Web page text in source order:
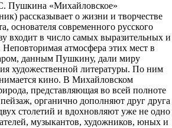
Пушкина «Михайловское»
рассказывает о жизни и творчестве
основателя современного русского
входит в число самых выразительных и
атмосфера этих мест в
данным Пушкину, дали миру
художественной литературы. По ним
кино. В Михайловском
представляющая во всей полноте
органично дополняют друг друга
столетий и вдохновляют уже не одно
музыкантов, художников, юных и